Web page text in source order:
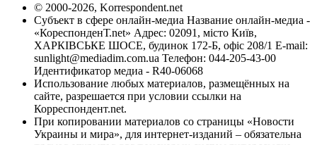
© 2000-2026, Korrespondent.net
Субъект в сфере онлайн-медиа Название онлайн-медиа -
«КореспонденТ.net» Адрес: 02091, місто Київ,
ХАРКІВСЬКЕ ШОСЕ, будинок 172-Б, офіс 208/1 E-mail:
sunlight@mediadim.com.ua Телефон: 044-205-43-00
Идентификатор медиа - R40-06068
Использование любых материалов, размещённых на
сайте, разрешается при условии ссылки на
Корреспондент.net.
При копировании материалов со страницы «Новости
Украины и мира», для интернет-изданий – обязательна